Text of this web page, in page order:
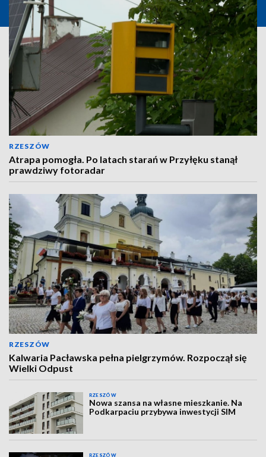
RZESZÓW
Atrapa pomogła. Po latach starań w Przyłęku stanął
prawdziwy fotoradar
RZESZÓW
Kalwaria Pacławska pełna pielgrzymów. Rozpoczął się
Wielki Odpust
RZESZÓW
Nowa szansa na własne mieszkanie. Na
Podkarpaciu przybywa inwestycji SIM
RZESZÓW